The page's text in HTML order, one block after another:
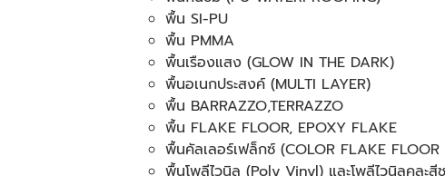
พื้น SI-PU
พื้น PMMA
พื้นเรืองแสง (GLOW IN THE DARK)
พื้นอเนกประสงค์ (MULTI LAYER)
พื้น BARRAZZO,TERRAZZO
พื้น FLAKE FLOOR, EPOXY FLAKE
พื้นคัลเลอร์เฟล็กซ์ (COLOR FLAKE FLOOR